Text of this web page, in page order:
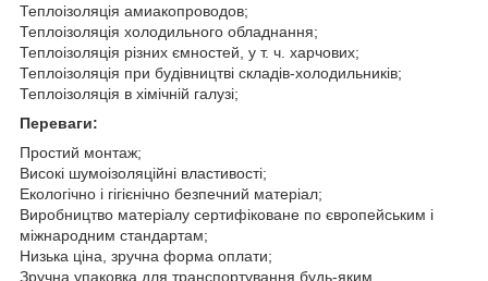
Теплоізоляція амиакопроводов;
Теплоізоляція холодильного обладнання;
Теплоізоляція різних ємностей, у т. ч. харчових;
Теплоізоляція при будівництві складів-холодильників;
Теплоізоляція в хімічній галузі;
Переваги:
Простий монтаж;
Високі шумоізоляційні властивості;
Екологічно і гігієнічно безпечний матеріал;
Виробництво матеріалу сертифіковане по європейським і
міжнародним стандартам;
Низька ціна, зручна форма оплати;
Зручна упаковка для транспортування будь-яким